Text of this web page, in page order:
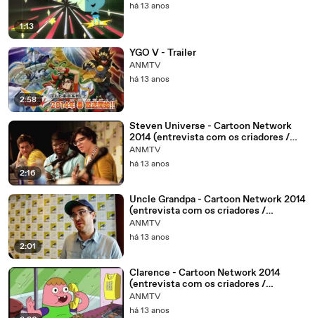
1:13
há 13 anos
2:58
YGO V - Trailer
ANMTV
há 13 anos
2:16
Steven Universe - Cartoon Network
2014 (entrevista com os criadores /
entrevista con los creadores)
ANMTV
há 13 anos
2:01
Uncle Grandpa - Cartoon Network 2014
(entrevista com os criadores /
entrevista con los creadores)
ANMTV
há 13 anos
Clarence - Cartoon Network 2014
(entrevista com os criadores /
entrevista con los creadores)
ANMTV
há 13 anos